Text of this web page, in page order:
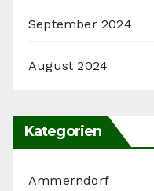
September 2024
August 2024
Kategorien
Ammerndorf